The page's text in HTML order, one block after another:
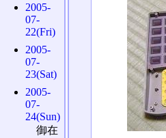
2005-
07-
22(Fri)
2005-
07-
23(Sat)
2005-
07-
24(Sun)
御在